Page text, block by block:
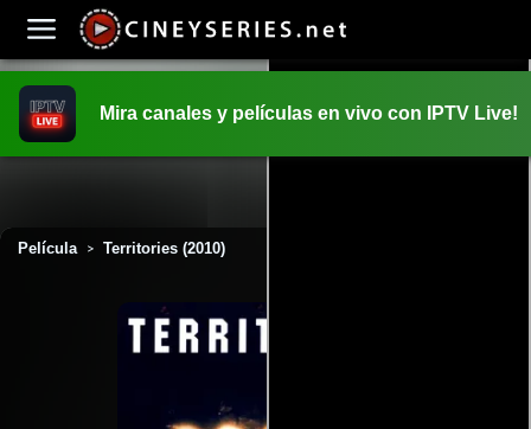
Mira canales y películas en vivo con IPTV Live!
Película > Territories (2010)